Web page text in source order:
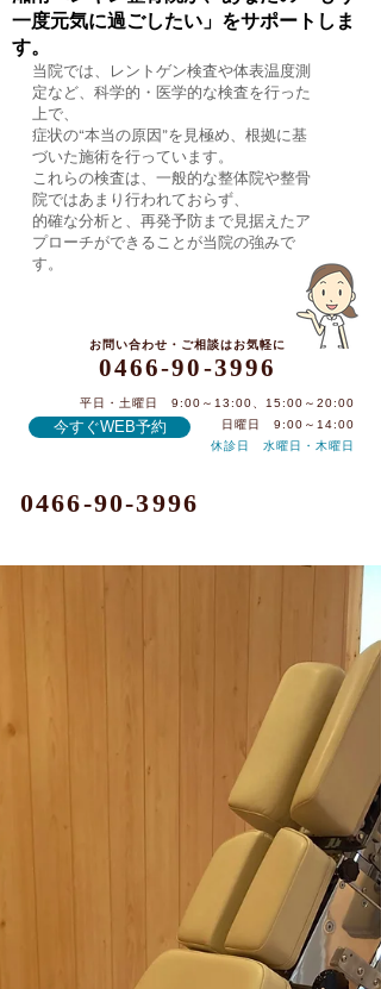
一度元気に過ごしたい」をサポートしま
す。
0466-90-3996
お問い合わせ・ご相談はお気軽に
当院では、レントゲン検査や体表温度測
定など、科学的・医学的な検査を行った
上で、
症状の“本当の原因”を見極め、根拠に基
づいた施術を行っています。
これらの検査は、一般的な整体院や整骨
院ではあまり行われておらず、
的確な分析と、再発予防まで見据えたア
プローチができることが当院の強みで
す。
平日・土曜日 9:00～13:00、15:00～20:00
日曜日 9:00～14:00
休診日 水曜日・木曜日
今すぐWEB予約
0466-90-3996